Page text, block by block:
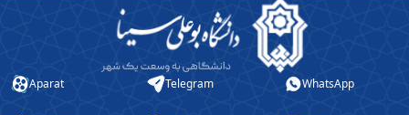
Aparat Telegram WhatsApp